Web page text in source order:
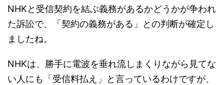
NHKと受信契約を結ぶ義務があるかどうかが争われ
た訴訟で、「契約の義務がある」との判断が確定し
ましたね。
NHKは、勝手に電波を垂れ流しまくりながら見てな
い人にも「受信料払え」と言っているわけですが、